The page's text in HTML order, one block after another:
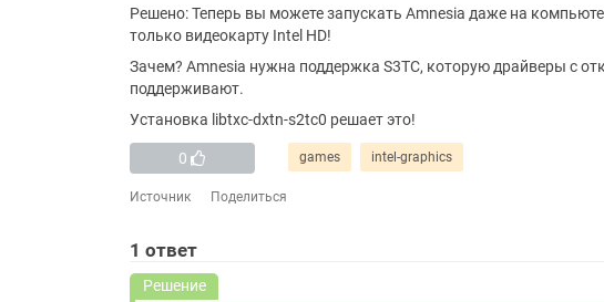
Решено: Теперь вы можете запускать Amnesia даже на
только видеокарту Intel HD!
Зачем? Amnesia нужна поддержка S3TC, которую драйверы с
поддерживают.
Установка libtxc-dxtn-s2tc0 решает это!
0 games intel-graphics
Источник Поделиться
1 ответ
Решение